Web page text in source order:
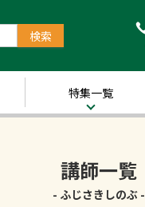
特集一覧
～経営の“実践者”が
語る～ 講演のできる
経営者特集
講師一覧
- ふじさきしのぶ -